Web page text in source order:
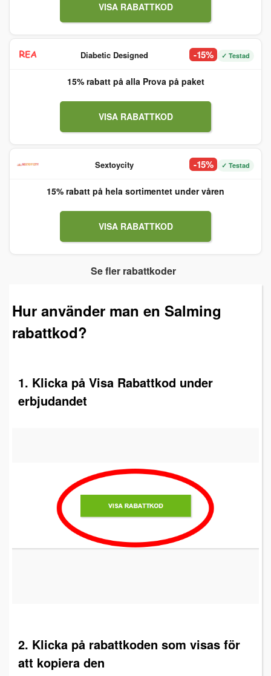
VISA RABATTKOD
Diabetic Designed -15% ✓ Testad
15% rabatt på alla Prova på paket
VISA RABATTKOD
Sextoycity -15% ✓ Testad
15% rabatt på hela sortimentet under våren
VISA RABATTKOD
Se fler rabattkoder
Hur använder man en Salming
rabattkod?
1. Klicka på Visa Rabattkod under
erbjudandet
2. Klicka på rabattkoden som visas för
att kopiera den